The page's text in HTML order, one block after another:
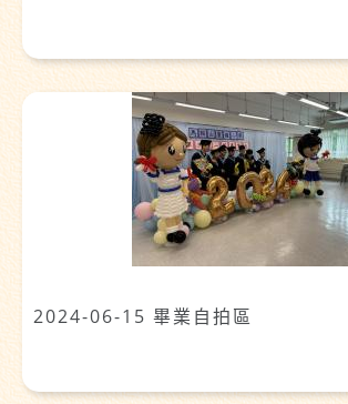
2024-06-15 畢業自拍區